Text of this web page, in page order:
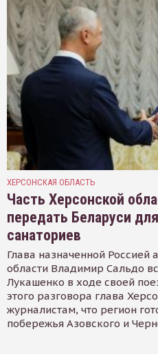
ХЕРСОНСКАЯ ОБЛАСТЬ
Часть Херсонской
передать Беларуси
санаториев
Глава назначенной
области Владимир Сальдо
Лукашенко в ходе своей
этого разговора глава
журналистам, что регион
побережья Азовского и